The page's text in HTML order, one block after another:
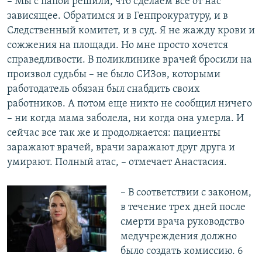
зависящее. Обратимся и в Генпрокуратуру, и в
Следственный комитет, и в суд. Я не жажду крови и
сожжения на площади. Но мне просто хочется
справедливости. В поликлинике врачей бросили на
произвол судьбы – не было СИЗов, которыми
работодатель обязан был снабдить своих
работников. А потом еще никто не сообщил ничего
– ни когда мама заболела, ни когда она умерла. И
сейчас все так же и продолжается: пациенты
заражают врачей, врачи заражают друг друга и
умирают. Полный атас, – отмечает Анастасия.
– В соответствии с законом,
в течение трех дней после
смерти врача руководство
медучреждения должно
было создать комиссию. 6